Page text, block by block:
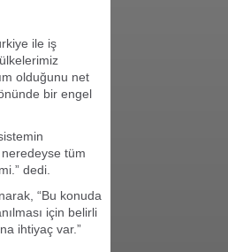
ile iş
olduğunu net
bir engel
neredeyse tüm
dedi.
“Bu konuda
için belirli
ihtiyaç var.”